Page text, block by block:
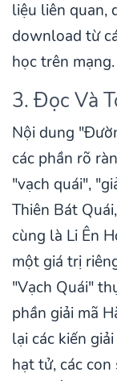
liệu liên quan,
download từ
học trên mạng.
3. Đọc Và
Nội dung
các phần rõ
"vạch quái",
Thiên Bát
cùng là Li Ên
một giá trị
"Vạch Quái"
phần giải mã
lại các kiến
hạt tử, các